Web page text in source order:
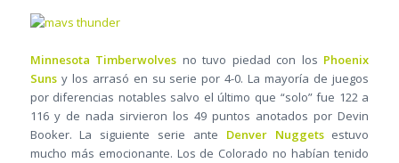
Minnesota Timberwolves no tuvo piedad con los Phoenix
Sunsy los arrasó en su serie por 4-0. La mayoría de juegos
por diferencias notables salvo el último que “solo” fue 122 a
116 y de nada sirvieron los 49 puntos anotados por Devin
Booker. La siguiente serie ante Denver Nuggetsestuvo
mucho más emocionante. Los de Colorado no habían tenido